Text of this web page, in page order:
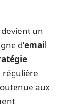
devient un
d’email
régulière
aux